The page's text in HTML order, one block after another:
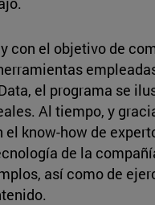
con el objetivo de
el programa se
Al tiempo, y
know-how de
de la
así como de